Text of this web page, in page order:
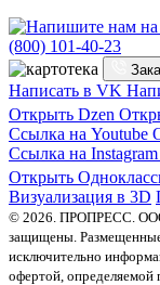
(800) 101-40-23
Написать в VK
Открыть Dzen
Ссылка на Youtube
Ссылка на Instagram
Открыть
Визуализация в 3D
© 2026. ПРОПРЕСС.
защищены. Размещенные
исключительно
офертой, определяемой